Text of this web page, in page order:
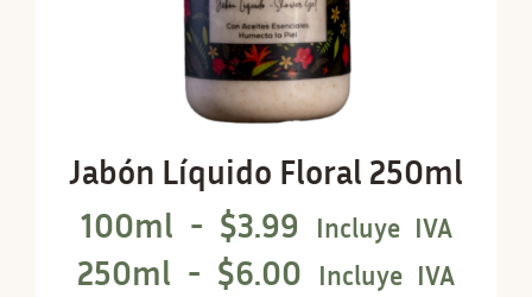
Jabón Líquido Floral 250ml
100ml - $3.99 Incluye IVA
250ml - $6.00 Incluye IVA